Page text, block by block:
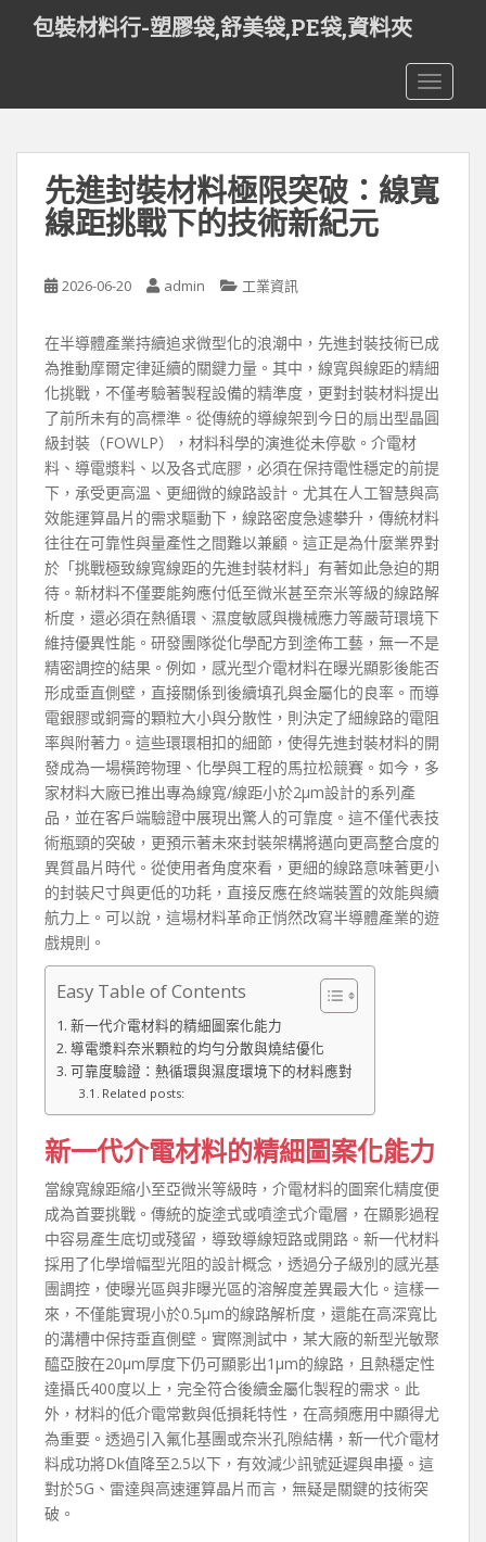
t
包裝材料行-塑膠袋,舒美袋,PE袋,資料夾
先進封裝材料極限突破：線寬
線距挑戰下的技術新紀元
2026-06-20 admin 工業資訊
在半導體產業持續追求微型化的浪潮中，先進封裝技術已成
為推動摩爾定律延續的關鍵力量。其中，線寬與線距的精細
化挑戰，不僅考驗著製程設備的精準度，更對封裝材料提出
了前所未有的高標準。從傳統的導線架到今日的扇出型晶圓
級封裝（FOWLP），材料科學的演進從未停歇。介電材
料、導電漿料、以及各式底膠，必須在保持電性穩定的前提
下，承受更高溫、更細微的線路設計。尤其在人工智慧與高
效能運算晶片的需求驅動下，線路密度急遽攀升，傳統材料
往往在可靠性與量產性之間難以兼顧。這正是為什麼業界對
於「挑戰極致線寬線距的先進封裝材料」有著如此急迫的期
待。新材料不僅要能夠應付低至微米甚至奈米等級的線路解
析度，還必須在熱循環、濕度敏感與機械應力等嚴苛環境下
維持優異性能。研發團隊從化學配方到塗佈工藝，無一不是
精密調控的結果。例如，感光型介電材料在曝光顯影後能否
形成垂直側壁，直接關係到後續填孔與金屬化的良率。而導
電銀膠或銅膏的顆粒大小與分散性，則決定了細線路的電阻
率與附著力。這些環環相扣的細節，使得先進封裝材料的開
發成為一場橫跨物理、化學與工程的馬拉松競賽。如今，多
家材料大廠已推出專為線寬/線距小於2μm設計的系列產
品，並在客戶端驗證中展現出驚人的可靠度。這不僅代表技
術瓶頸的突破，更預示著未來封裝架構將邁向更高整合度的
異質晶片時代。從使用者角度來看，更細的線路意味著更小
的封裝尺寸與更低的功耗，直接反應在終端裝置的效能與續
航力上。可以說，這場材料革命正悄然改寫半導體產業的遊
戲規則。
Easy Table of Contents
新一代介電材料的精細圖案化能力
導電漿料奈米顆粒的均勻分散與燒結優化
可靠度驗證：熱循環與濕度環境下的材料應對
Related posts:
新一代介電材料的精細圖案化能力
當線寬線距縮小至亞微米等級時，介電材料的圖案化精度便
成為首要挑戰。傳統的旋塗式或噴塗式介電層，在顯影過程
中容易產生底切或殘留，導致導線短路或開路。新一代材料
採用了化學增幅型光阻的設計概念，透過分子級別的感光基
團調控，使曝光區與非曝光區的溶解度差異最大化。這樣一
來，不僅能實現小於0.5μm的線路解析度，還能在高深寬比
的溝槽中保持垂直側壁。實際測試中，某大廠的新型光敏聚
醯亞胺在20μm厚度下仍可顯影出1μm的線路，且熱穩定性
達攝氏400度以上，完全符合後續金屬化製程的需求。此
外，材料的低介電常數與低損耗特性，在高頻應用中顯得尤
為重要。透過引入氟化基團或奈米孔隙結構，新一代介電材
料成功將Dk值降至2.5以下，有效減少訊號延遲與串擾。這
對於5G、雷達與高速運算晶片而言，無疑是關鍵的技術突
破。